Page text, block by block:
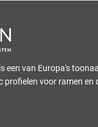
een van Europa's
profielen voor ramen en